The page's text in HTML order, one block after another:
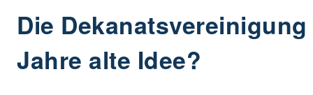
Die
Jahre alte Idee?